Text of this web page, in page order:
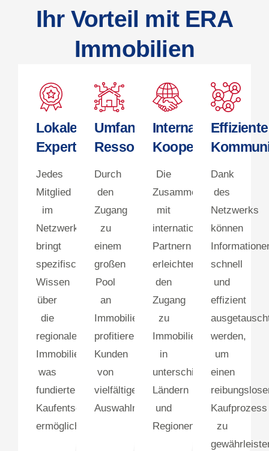
Ihr Vorteil mit ERA
Immobilien
Lokale
Expertise
Jedes
Mitglied
im
Netzwerk
bringt
spezifisches
Wissen
über
die
regionalen
Immobilienmärkte,
was
fundierte
Kaufentscheidungen
ermöglicht.
Umfangreiche
Ressourcen
Durch
den
Zugang
zu
einem
großen
Pool
an
Immobilienangeboten
profitieren
Kunden
von
vielfältigen
Auswahlmöglichkeiten.
Internationale
Kooperation
Die
Zusammenarbeit
mit
internationalen
Partnern
erleichtert
den
Zugang
zu
Immobilien
in
unterschiedlichen
Ländern
und
Regionen.
Effiziente
Dank
des
Netzwerks
können
schnell
und
effizient
werden,
um
einen
Kaufprozess
zu